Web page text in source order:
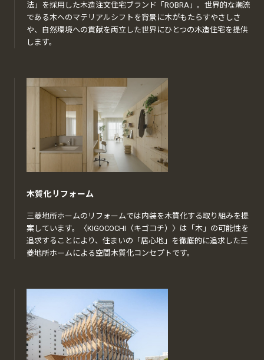
法」を採用した木造注文住宅ブランド「ROBRA」。世界的な潮流
である木へのマテリアルシフトを背景に木がもたらすやさしさ
や、自然環境への貢献を両立した世界にひとつの木造住宅を提供
します。
木質化リフォーム
三菱地所ホームのリフォームでは内装を木質化する取り組みを提
案しています。〈KIGOCOCHI（キゴコチ）〉は「木」の可能性を
追求することにより、住まいの「居心地」を徹底的に追求した三
菱地所ホームによる空間木質化コンセプトです。